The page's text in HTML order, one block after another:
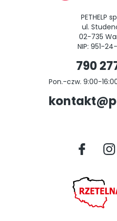
PETHELP
ul.
02-735
NIP: 951-
790
Pon.-czw. 9:00-